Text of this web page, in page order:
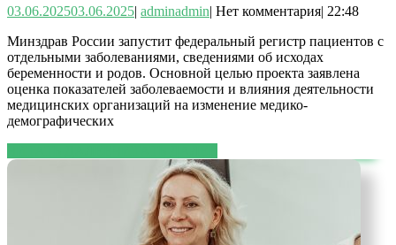
03.06.202503.06.2025| adminadmin| Нет комментария| 22:48
Минздрав России запустит федеральный регистр пациентов с
отдельными заболеваниями, сведениями об исходах
беременности и родов. Основной целью проекта заявлена
оценка показателей заболеваемости и влияния деятельности
медицинских организаций на изменение медико-
демографических